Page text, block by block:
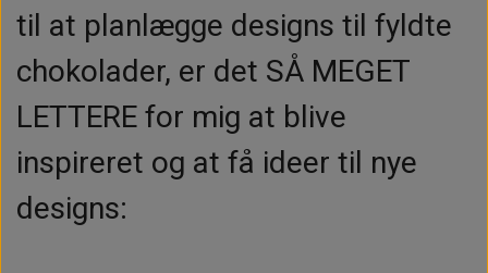
til at planlægge designs til fyldte
chokolader, er det SÅ MEGET
LETTERE for mig at blive
inspireret og at få ideer til nye
designs: